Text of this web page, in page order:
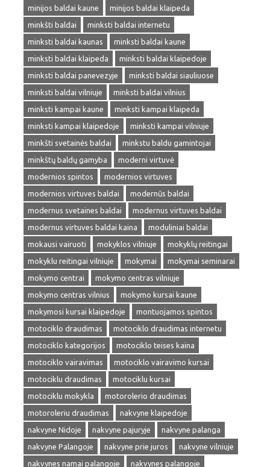
minijos baldai kaune
minijos baldai klaipeda
minkšti baldai
minksti baldai internetu
minksti baldai kaunas
minksti baldai kaune
minksti baldai klaipeda
minksti baldai klaipedoje
minksti baldai panevezyje
minksti baldai siauliuose
minksti baldai vilniuje
minksti baldai vilnius
minksti kampai kaune
minksti kampai klaipeda
minksti kampai klaipedoje
minksti kampai vilniuje
minkšti svetainės baldai
minkstu baldu gamintojai
minkštų baldų gamyba
moderni virtuvė
modernios spintos
modernios virtuves
modernios virtuves baldai
modernūs baldai
modernus svetaines baldai
modernus virtuves baldai
modernus virtuves baldai kaina
moduliniai baldai
mokausi vairuoti
mokyklos vilniuje
mokyklų reitingai
mokyklu reitingai vilniuje
mokymai
mokymai seminarai
mokymo centrai
mokymo centras vilniuje
mokymo centras vilnius
mokymo kursai kaune
mokymosi kursai klaipedoje
montuojamos spintos
motociklo draudimas
motociklo draudimas internetu
motociklo kategorijos
motociklo teises kaina
motociklo vairavimas
motociklo vairavimo kursai
motociklu draudimas
motociklu kursai
motociklu mokykla
motorolerio draudimas
motoroleriu draudimas
nakvyne klaipedoje
nakvyne Nidoje
nakvyne pajuryje
nakvyne palanga
nakvyne Palangoje
nakvyne prie juros
nakvyne vilniuje
nakvynes namai palangoje
nakvynes palangoje